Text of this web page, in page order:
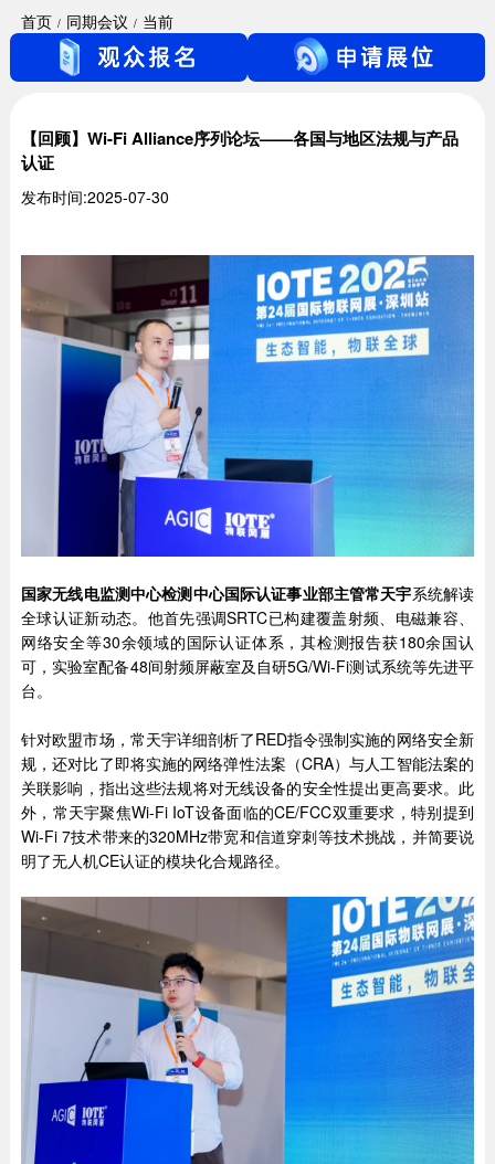
首页 同期会议 当前
【回顾】Wi-Fi Alliance序列论坛——各国与地区法规与产品
认证
发布时间:2025-07-30
国家无线电监测中心检测中心国际认证事业部主管常天宇系统解读
全球认证新动态。他首先强调SRTC已构建覆盖射频、电磁兼容、
网络安全等30余领域的国际认证体系，其检测报告获180余国认
可，实验室配备48间射频屏蔽室及自研5G/Wi-Fi测试系统等先进平
台。
针对欧盟市场，常天宇详细剖析了RED指令强制实施的网络安全新
规，还对比了即将实施的网络弹性法案（CRA）与人工智能法案的
关联影响，指出这些法规将对无线设备的安全性提出更高要求。此
外，常天宇聚焦Wi-Fi IoT设备面临的CE/FCC双重要求，特别提到
Wi-Fi 7技术带来的320MHz带宽和信道穿刺等技术挑战，并简要说
明了无人机CE认证的模块化合规路径。